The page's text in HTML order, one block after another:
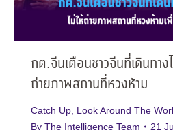
กต.จีนเตือนชาวจีนที่เดินทาง
ถ่ายภาพสถานที่หวงห้าม
Catch Up Look Around The
By The Intelligence Team 21